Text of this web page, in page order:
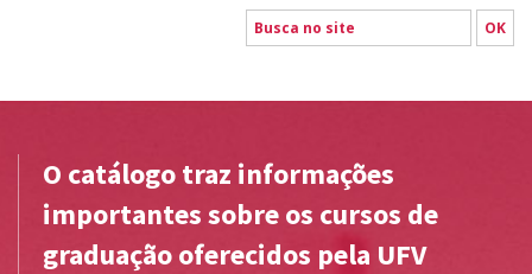
O catálogo traz informações
importantes sobre os cursos de
graduação oferecidos pela UFV